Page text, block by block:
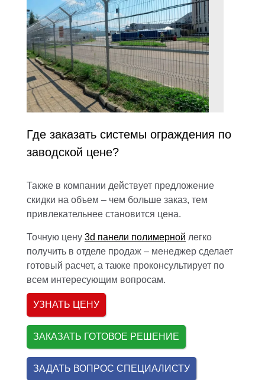
Где заказать системы ограждения по
заводской цене?
Также в компании действует предложение
скидки на объем – чем больше заказ, тем
привлекательнее становится цена.
Точную цену 3d панели полимерной легко
получить в отделе продаж – менеджер сделает
готовый расчет, а также проконсультирует по
всем интересующим вопросам.
УЗНАТЬ ЦЕНУ
ЗАКАЗАТЬ ГОТОВОЕ РЕШЕНИЕ
ЗАДАТЬ ВОПРОС СПЕЦИАЛИСТУ